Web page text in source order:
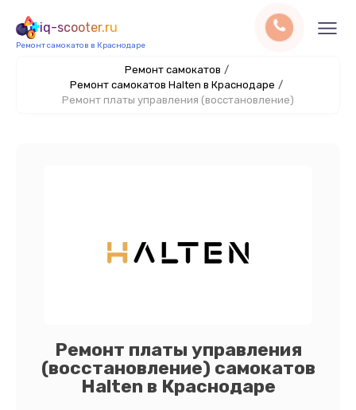
iq-scooter.ru
Ремонт самокатов в Краснодаре
Ремонт самокатов /
Ремонт самокатов Halten в Краснодаре /
Ремонт платы управления (восстановление)
Ремонт платы управления
(восстановление) самокатов
Halten в Краснодаре